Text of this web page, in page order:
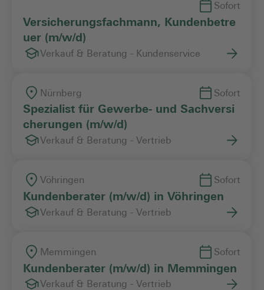
Sofort
Versicherungsfachmann, Kundenbetre
uer (m/w/d)
Verkauf & Beratung - Kundenservice
Nürnberg Sofort
Spezialist für Gewerbe- und Sachversi
cherungen (m/w/d)
Verkauf & Beratung - Vertrieb
Vöhringen Sofort
Kundenberater (m/w/d) in Vöhringen
Verkauf & Beratung - Vertrieb
Memmingen Sofort
Kundenberater (m/w/d) in Memmingen
Verkauf & Beratung - Vertrieb